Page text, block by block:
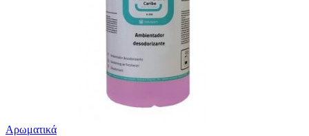
Αρωματικά